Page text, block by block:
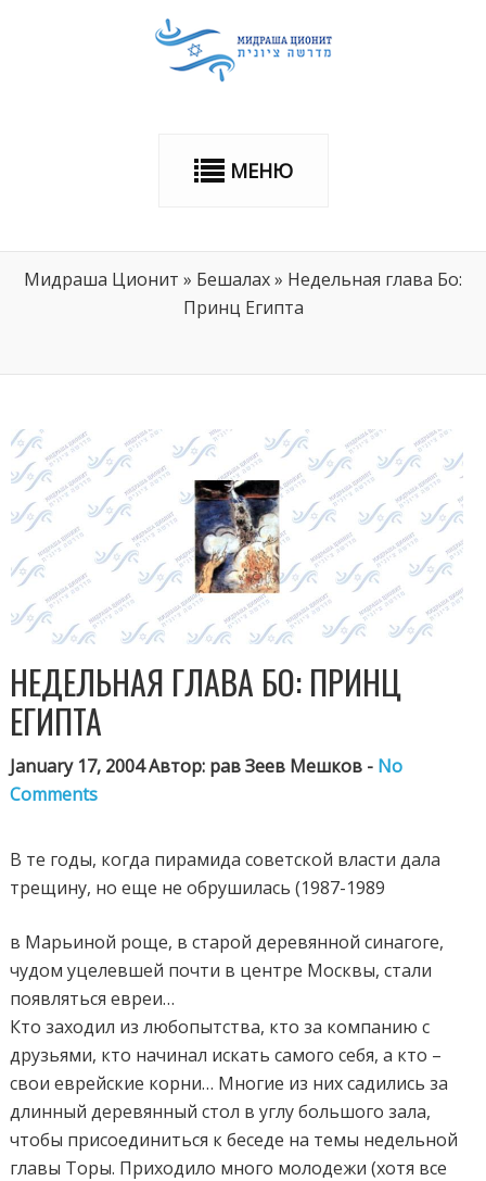
МЕНЮ
Мидраша Ционит » Бешалах» Недельная глава Бо:
Принц Египта
НЕДЕЛЬНАЯ ГЛАВА БО: ПРИНЦ
ЕГИПТА
January 17, 2004 Автор: рав Зеев Мешков - No
Comments
В те годы, когда пирамида советской власти дала
трещину, но еще не обрушилась (1987-1989
в Марьиной роще, в старой деревянной синагоге,
чудом уцелевшей почти в центре Москвы, стали
появляться евреи…
Кто заходил из любопытства, кто за компанию с
друзьями, кто начинал искать самого себя, а кто –
свои еврейские корни… Многие из них садились за
длинный деревянный стол в углу большого зала,
чтобы присоединиться к беседе на темы недельной
главы Торы. Приходило много молодежи (хотя все